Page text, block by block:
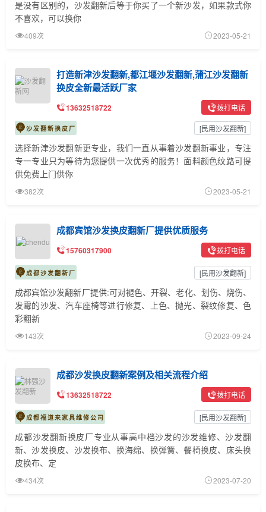
是没有区别的，沙发翻新后等于你买了一个新沙发，如果款式你
不喜欢，可以换你
409次 2023-05-21
打造新津沙发翻新,都江堰沙发翻新,蒲江沙发翻新
换皮全新最活跃厂家
13632518722 拨打电话
沙发翻新换皮厂 [民用沙发翻新]
选择新津沙发翻新更专业，我们一直从事着沙发翻新事业，专注
专一专业只为等待为您提供一次优秀的服务！面料颜色纹路可提
供免费上门供你
382次 2023-05-21
成都宾馆沙发换皮翻新厂提供优质服务
15760317900 拨打电话
成都沙发翻新厂 [民用沙发翻新]
成都宾馆沙发翻新厂提供:可对褪色、开裂、老化、划伤、烧伤、
发霉的沙发、汽车座椅等进行修复、上色、抛光、裂纹修复、色
彩翻新
143次 2023-09-24
成都沙发换皮翻新案例及相关流程介绍
13632518722 拨打电话
成都福道来家具维修公司 [民用沙发翻新]
成都沙发翻新换皮厂专业从事高中档沙发的沙发维修、沙发翻
新、沙发换皮、沙发换布、换海绵、换弹簧、餐椅换皮、床头换
皮换布、定
434次 2023-07-20